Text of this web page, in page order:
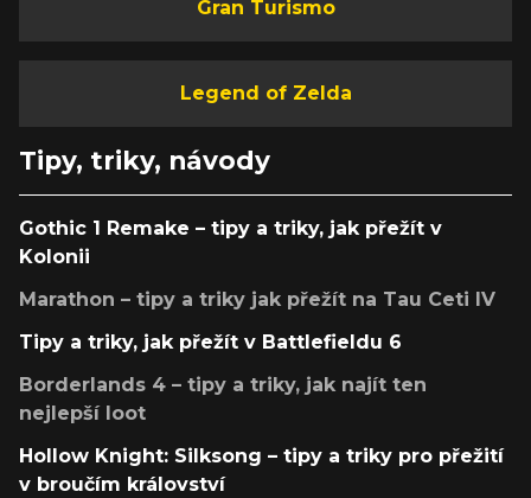
Gran Turismo
Legend of Zelda
Tipy, triky, návody
Gothic 1 Remake – tipy a triky, jak přežít v
Kolonii
Marathon – tipy a triky jak přežít na Tau Ceti IV
Tipy a triky, jak přežít v Battlefieldu 6
Borderlands 4 – tipy a triky, jak najít ten
nejlepší loot
Hollow Knight: Silksong – tipy a triky pro přežití
v broučím království